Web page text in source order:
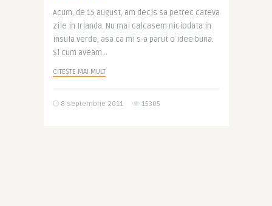
Acum, de 15 august, am decis sa petrec cateva
zile in Irlanda. Nu mai calcasem niciodata in
insula verde, asa ca mi s-a parut o idee buna.
Si cum aveam ..
CITEȘTE MAI MULT
8 septembrie 2011 15305